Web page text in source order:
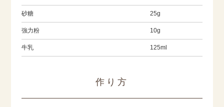
砂糖 25g
強力粉 10g
牛乳 125ml
作り方